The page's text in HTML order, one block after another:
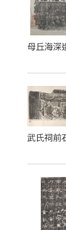
母丘海深
武氏祠前